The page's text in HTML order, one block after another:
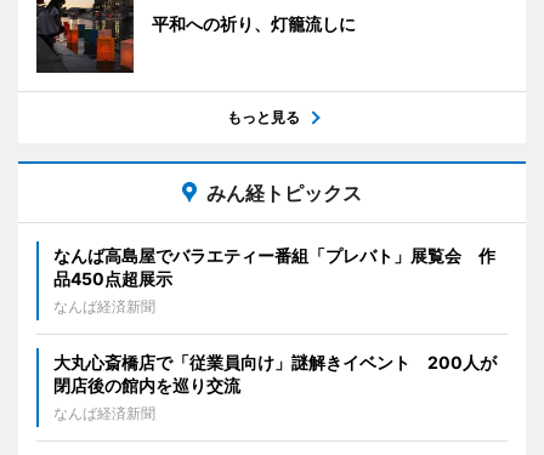
平和への祈り、灯籠流しに
もっと見る
みん経トピックス
なんば高島屋でバラエティー番組「プレバト」展覧会 作
品450点超展示
なんば経済新聞
大丸心斎橋店で「従業員向け」謎解きイベント 200人が
閉店後の館内を巡り交流
なんば経済新聞